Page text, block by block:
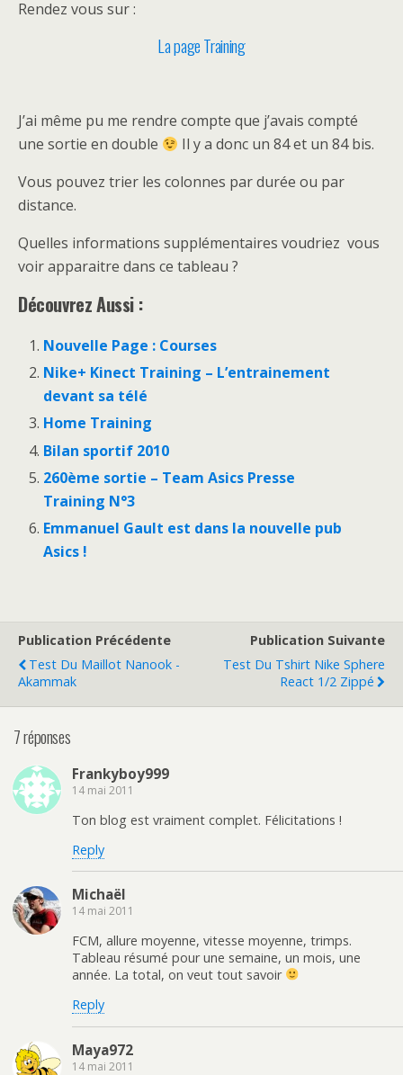
Rendez vous sur :
La page Training
J’ai même pu me rendre compte que j’avais compté
une sortie en double
Il y a donc un 84 et un 84 bis.
Vous pouvez trier les colonnes par durée ou par
distance.
Quelles informations supplémentaires voudriez vous
voir apparaitre dans ce tableau ?
Découvrez Aussi :
Nouvelle Page : Courses
Nike+ Kinect Training – L’entrainement
devant sa télé
Home Training
Bilan sportif 2010
260ème sortie – Team Asics Presse
Training N°3
Emmanuel Gault est dans la nouvelle pub
Asics !
Publication Précédente
Test Du Maillot Nanook -
Akammak
Publication Suivante
Test Du Tshirt Nike Sphere
React 1/2 Zippé
7 réponses
Frankyboy999
14 mai 2011
Ton blog est vraiment complet. Félicitations !
Reply
Michaël
14 mai 2011
FCM, allure moyenne, vitesse moyenne, trimps.
Tableau résumé pour une semaine, un mois, une
année. La total, on veut tout savoir
Reply
Maya972
14 mai 2011